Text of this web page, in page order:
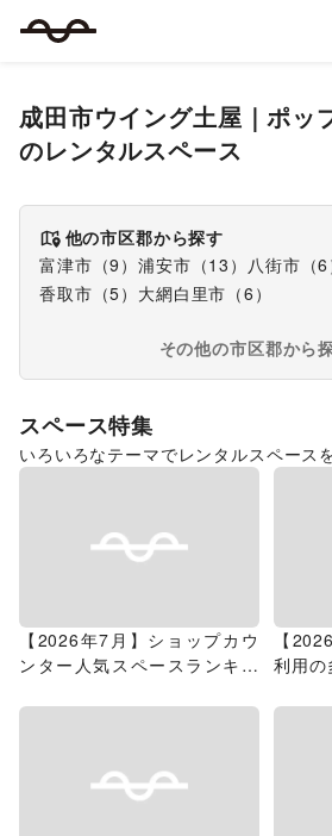
成田市ウイング土屋 ｜ポッ
のレンタルスペース
他の市区郡から探す
富津市 （9 ）浦安市 （13 ） 八街市 （6
香取市 （5） 大網白里市 （6 ）
その他の市区郡から
スペース特集
いろいろなテーマでレンタルスペース
【2026年7月】ショップカウ
ンター人気スペースランキン
【
利用の